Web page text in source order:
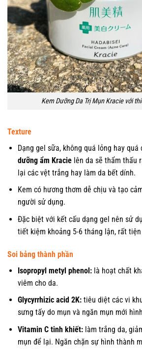
Kem Dưỡng Da Trị Mụn Kracie với
Texture
Dạng gel sữa, không quá lỏng hay quá
dưỡng ẩm Kracielên da sẽ thẩm thấu
lại các vệt trắng hay làm da bết dính.
Kem có hương thơm dễ chịu và tạo
người sử dụng.
Đặc biệt với kết cấu dạng gel nên sử
tiết kiệm khoảng 5-6 tháng lận, rất
Soi bảng thành phần
Isopropyl metyl phenol:là hoạt chất
viêm cho da.
Glycyrrhizic acid 2K:tiêu diệt các vi
sưng tấy do mụn và ngăn mụn mới
Vitamin C tinh khiết: làm trắng da,
mụn để lại. Ngăn chặn sự hình thành